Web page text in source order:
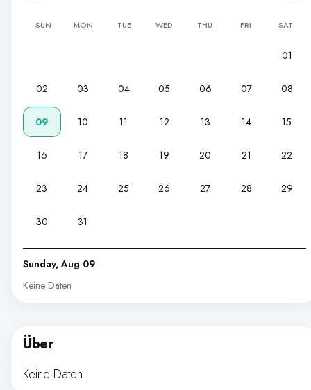
SUN MON TUE WED THU FRI SAT
01
02 03 04 05 06 07 08
09 10 11 12 13 14 15
16 17 18 19 20 21 22
23 24 25 26 27 28 29
30 31
Sunday, Aug 09
Keine Daten
Über
Keine Daten